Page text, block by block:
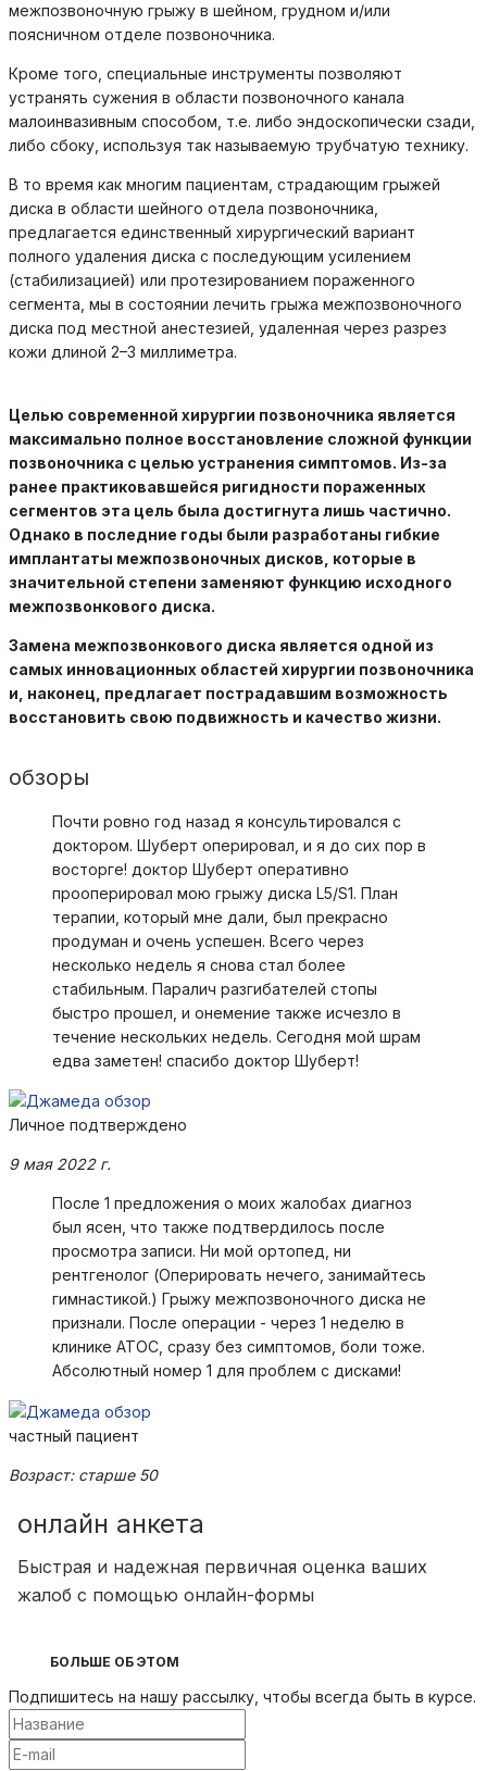
межпозвоночную грыжу в шейном, грудном и/или
поясничном отделе позвоночника.
Кроме того, специальные инструменты позволяют
устранять сужения в области позвоночного канала
малоинвазивным способом, т.е. либо эндоскопически сзади,
либо сбоку, используя так называемую трубчатую технику.
В то время как многим пациентам, страдающим грыжей
диска в области шейного отдела позвоночника,
предлагается единственный хирургический вариант
полного удаления диска с последующим усилением
(стабилизацией) или протезированием пораженного
сегмента, мы в состоянии лечить грыжа межпозвоночного
диска под местной анестезией, удаленная через разрез
кожи длиной 2–3 миллиметра.
Целью современной хирургии позвоночника является
максимально полное восстановление сложной функции
позвоночника с целью устранения симптомов. Из-за
ранее практиковавшейся ригидности пораженных
сегментов эта цель была достигнута лишь частично.
Однако в последние годы были разработаны гибкие
имплантаты межпозвоночных дисков, которые в
значительной степени заменяют функцию исходного
межпозвонкового диска.
Замена межпозвонкового диска является одной из
самых инновационных областей хирургии позвоночника
и, наконец, предлагает пострадавшим возможность
восстановить свою подвижность и качество жизни.
обзоры
Почти ровно год назад я консультировался с
доктором. Шуберт оперировал, и я до сих пор в
восторге! доктор Шуберт оперативно
прооперировал мою грыжу диска L5/S1. План
терапии, который мне дали, был прекрасно
продуман и очень успешен. Всего через
несколько недель я снова стал более
стабильным. Паралич разгибателей стопы
быстро прошел, и онемение также исчезло в
течение нескольких недель. Сегодня мой шрам
едва заметен! спасибо доктор Шуберт!
Личное подтверждено
9 мая 2022 г.
После 1 предложения о моих жалобах диагноз
был ясен, что также подтвердилось после
просмотра записи. Ни мой ортопед, ни
рентгенолог (Оперировать нечего, занимайтесь
гимнастикой.) Грыжу межпозвоночного диска не
признали. После операции - через 1 неделю в
клинике АТОС, сразу без симптомов, боли тоже.
Абсолютный номер 1 для проблем с дисками!
частный пациент
Возраст: старше 50
онлайн анкета
Быстрая и надежная первичная оценка ваших
жалоб с помощью онлайн-формы
БОЛЬШЕ ОБ ЭТОМ
Подпишитесь на нашу рассылку, чтобы всегда быть в курсе.